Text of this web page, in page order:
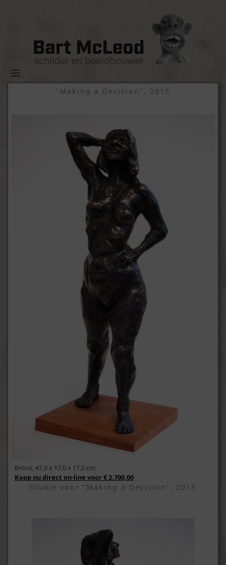
"Making a Decision", 2015
Brons, 47,0 x 17,0 x 17,0 cm
Koop nu direct on-line voor € 2.700,00
Studie voor “Making a Decision”, 2015